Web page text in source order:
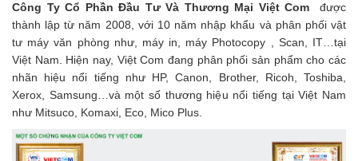
Công Ty Cổ Phần Đầu Tư Và Thương Mại Việt Com được
thành lập từ năm 2008, với 10 năm nhập khẩu và phân phối vật
tư máy văn phòng như, máy in, máy Photocopy , Scan, IT…tại
Việt Nam. Hiện nay, Việt Com đang phân phối sản phẩm cho các
nhãn hiệu nổi tiếng như HP, Canon, Brother, Ricoh, Toshiba,
Xerox, Samsung…và một số thương hiệu nổi tiếng tại Việt Nam
như Mitsuco, Komaxi, Eco, Mico Plus.